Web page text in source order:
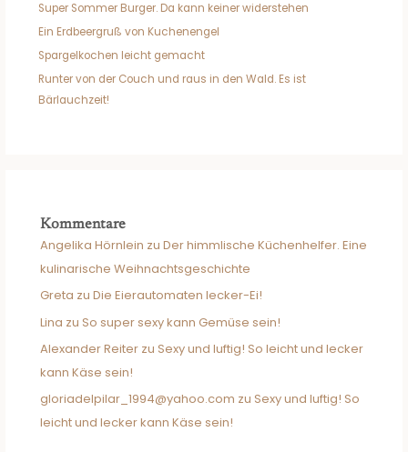
Super Sommer Burger. Da kann keiner widerstehen
Ein Erdbeergruß von Kuchenengel
Spargelkochen leicht gemacht
Runter von der Couch und raus in den Wald. Es ist
Bärlauchzeit!
Kommentare
Angelika Hörnlein zuDer himmlische Küchenhelfer. Eine
kulinarische Weihnachtsgeschichte
Greta zuDie Eierautomaten lecker-Ei!
Lina zu So super sexy kann Gemüse sein!
Alexander Reiter zu Sexy und luftig! So leicht und lecker
kann Käse sein!
gloriadelpilar_1994@yahoo.com zu Sexy und luftig! So
leicht und lecker kann Käse sein!